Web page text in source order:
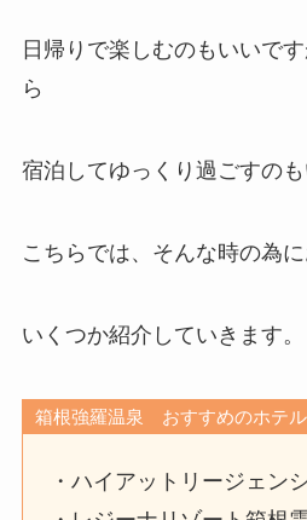
日帰りで楽しむのもいいで
ら
宿泊してゆっくり過ごすのも
こちらでは、そんな時の為
いくつか紹介していきます。
箱根強羅温泉 おすすめのホテル
・ハイアットリージェン